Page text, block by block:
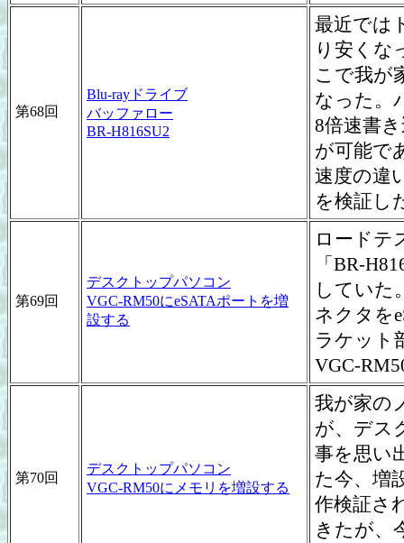
第68回
Blu-rayドライブ
バッファロー
BR-H816SU2
最近では
り安くな
こで我が
なった。
8倍速書
が可能で
速度の違
を検証し
第69回
デスクトップパソコン
VGC-RM50にeSATAポートを増
設する
ロードテ
「BR-
していた
ネクタを
ラケット
VGC-
第70回
デスクトップパソコン
VGC-RM50にメモリを増設する
我が家の
が、デス
事を思い
た今、増
作検証さ
きたが、